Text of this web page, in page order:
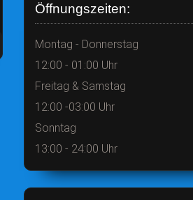
Öffnungszeiten:
Montag - Donnerstag
12:00 - 01:00 Uhr
Freitag & Samstag
12:00 -03:00 Uhr
Sonntag
13:00 - 24:00 Uhr